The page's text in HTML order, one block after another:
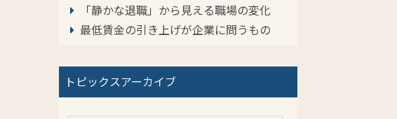
「静かな退職」から見える職場の変化
最低賃金の引き上げが企業に問うもの
トピックスアーカイブ